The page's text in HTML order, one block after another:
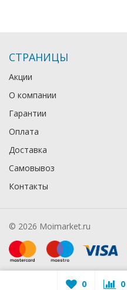
СТРАНИЦЫ
Акции
О компании
Гарантии
Оплата
Доставка
Самовывоз
Контакты
© 2026 Moimarket.ru
0 0